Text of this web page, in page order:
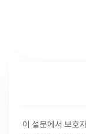
이 설문에서 보호